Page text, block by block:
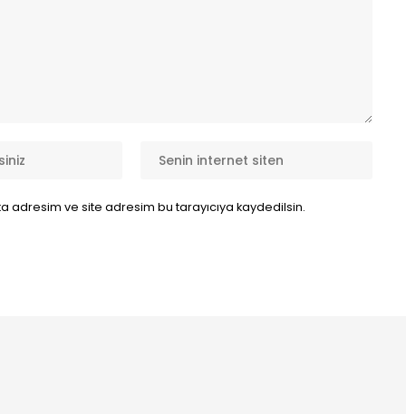
adresim ve site adresim bu tarayıcıya kaydedilsin.